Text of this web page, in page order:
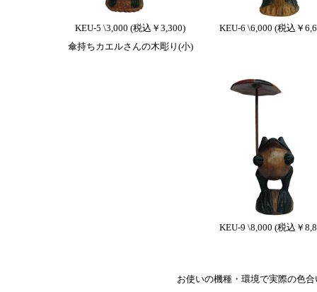
KEU-5 \3,000 (税込￥3,300)
KEU-6 \6,000 (税込￥
傘持ちカエルさんの木彫り(小)
KEU-9 \8,000 (税込￥
お使いの機種・環境で実際の色